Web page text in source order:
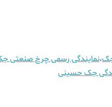
،نمایندگی رسمی چرخ صنعتی
جک حسینی